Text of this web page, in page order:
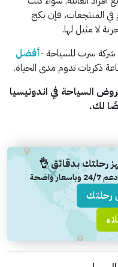
في المنتجعات، فإن بكج
لا مثيل لها.
شركة سرب للسياحة -أفضل
ذكريات تدوم مدى الحياة.
السياحة في اندونيسيا
لك.
رحلتك بدقائق 👌
واضحة
رحلتك